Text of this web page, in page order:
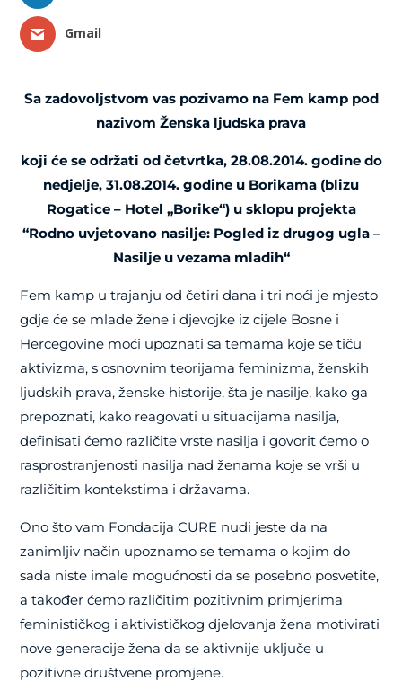
Gmail
Sa zadovoljstvom vas pozivamo na Fem kamp pod
nazivom Ženska ljudska prava
koji će se održati od četvrtka, 28.08.2014. godine do
nedjelje, 31.08.2014. godine u Borikama (blizu
Rogatice – Hotel „Borike“) u sklopu projekta
“Rodno uvjetovano nasilje: Pogled iz drugog ugla –
Nasilje u vezama mladih“
Fem kamp u trajanju od četiri dana i tri noći je mjesto
gdje će se mlade žene i djevojke iz cijele Bosne i
Hercegovine moći upoznati sa temama koje se tiču
aktivizma, s osnovnim teorijama feminizma, ženskih
ljudskih prava, ženske historije, šta je nasilje, kako ga
prepoznati, kako reagovati u situacijama nasilja,
definisati ćemo različite vrste nasilja i govorit ćemo o
rasprostranjenosti nasilja nad ženama koje se vrši u
različitim kontekstima i državama.
Ono što vam Fondacija CURE nudi jeste da na
zanimljiv način upoznamo se temama o kojim do
sada niste imale mogućnosti da se posebno posvetite,
a također ćemo različitim pozitivnim primjerima
feminističkog i aktivističkog djelovanja žena motivirati
nove generacije žena da se aktivnije uključe u
pozitivne društvene promjene.